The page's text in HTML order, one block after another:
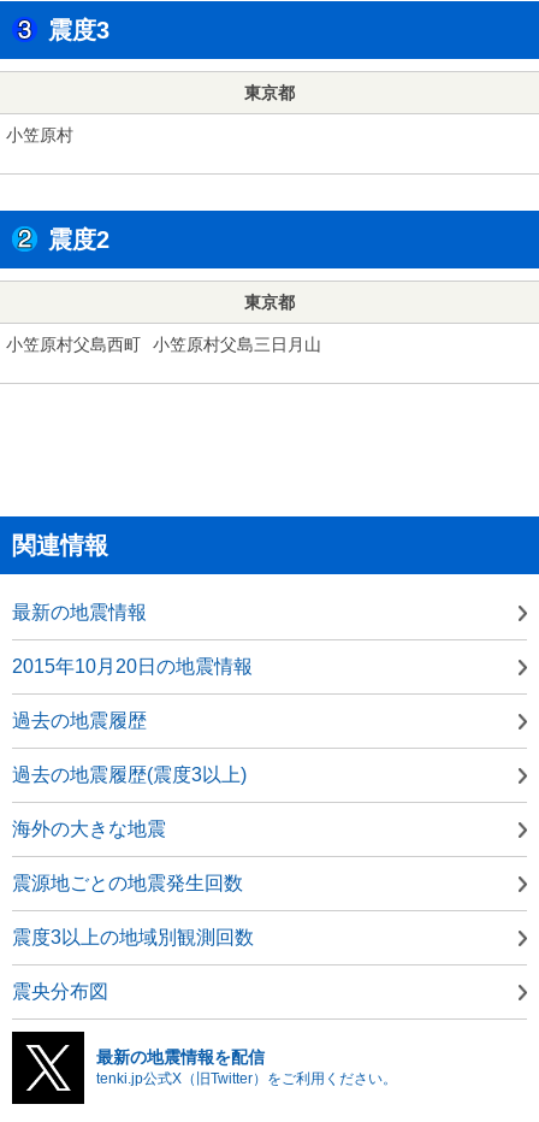
震度3
東京都
小笠原村
震度2
東京都
小笠原村父島西町 小笠原村父島三日月山
関連情報
最新の地震情報
2015年10月20日の地震情報
過去の地震履歴
過去の地震履歴(震度3以上)
海外の大きな地震
震源地ごとの地震発生回数
震度3以上の地域別観測回数
震央分布図
最新の地震情報を配信
tenki.jp公式X（旧Twitter）をご利用ください。